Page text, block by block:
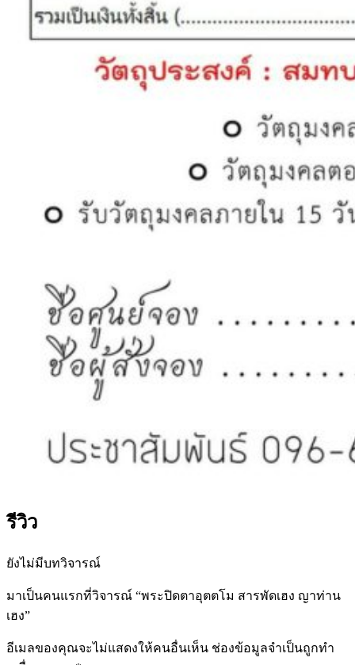
รีวิว
ยังไม่มีบทวิจารณ์
มาเป็นคนแรกที่วิจารณ์ “พระปิดตาอุตตโม สารพัดเฮง ญาท่าน
เฮง”
อีเมลของคุณจะไม่แสดงให้คนอื่นเห็น ช่องข้อมูลจำเป็นถูกทำ